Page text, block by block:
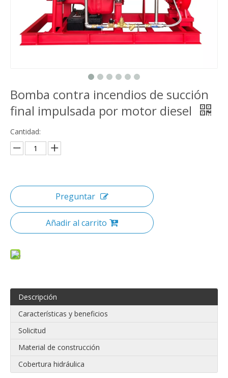
Bomba contra incendios de succión
final impulsada por motor diesel
Cantidad:
Preguntar
Añadir al carrito
Descripción
Características y beneficios
Solicitud
Material de construcción
Cobertura hidráulica